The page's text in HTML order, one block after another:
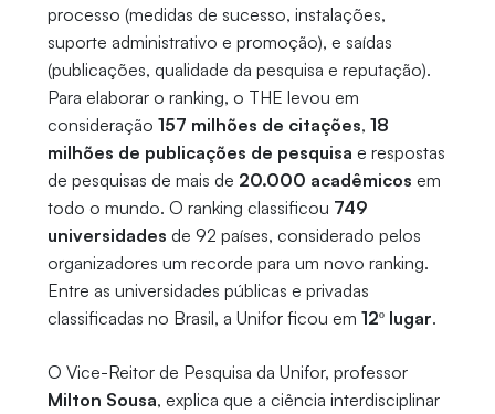
processo (medidas de sucesso, instalações,
suporte administrativo e promoção), e saídas
(publicações, qualidade da pesquisa e reputação).
Para elaborar o ranking, o THE levou em
consideração 157 milhões de citações, 18
milhões de publicações de pesquisa e respostas
de pesquisas de mais de 20.000 acadêmicos em
todo o mundo. O ranking classificou 749
universidades de 92 países, considerado pelos
organizadores um recorde para um novo ranking.
Entre as universidades públicas e privadas
classificadas no Brasil, a Unifor ficou em 12º lugar.
O Vice-Reitor de Pesquisa da Unifor, professor
Milton Sousa, explica que a ciência interdisciplinar